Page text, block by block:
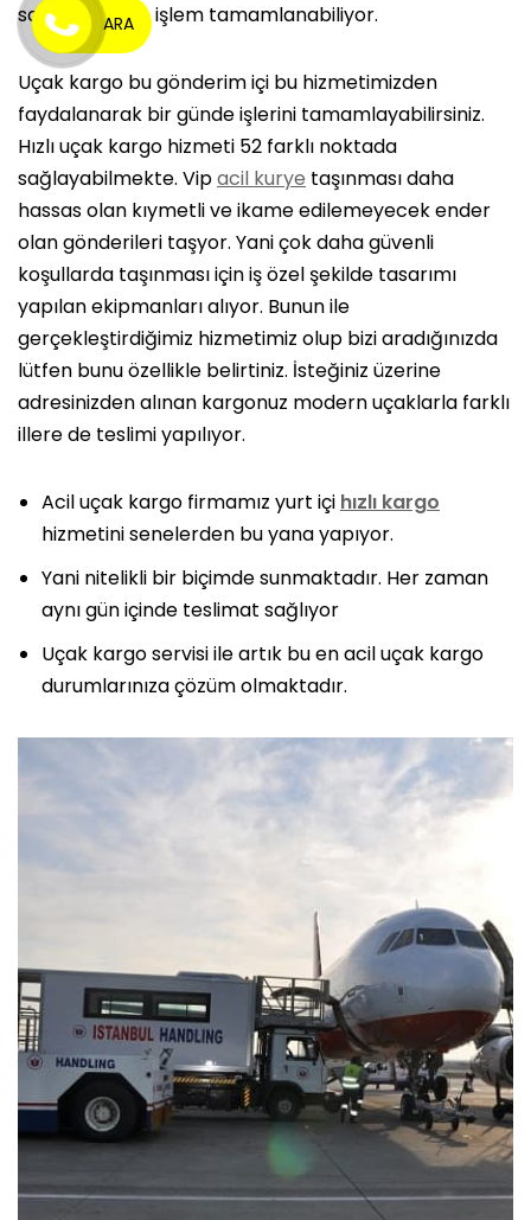
saat içerisinde işlem tamamlanabiliyor.
Uçak kargo bu gönderim içi bu hizmetimizden
faydalanarak bir günde işlerini tamamlayabilirsiniz.
Hızlı uçak kargo hizmeti 52 farklı noktada
sağlayabilmekte. Vipacil kurye taşınması daha
hassas olan kıymetli ve ikame edilemeyecek ender
olan gönderileri taşyor. Yani çok daha güvenli
koşullarda taşınması için iş özel şekilde tasarımı
yapılan ekipmanları alıyor. Bunun ile
gerçekleştirdiğimiz hizmetimiz olup bizi aradığınızda
lütfen bunu özellikle belirtiniz. İsteğiniz üzerine
adresinizden alınan kargonuz modern uçaklarla farklı
illere de teslimi yapılıyor.
Acil uçak kargo firmamız yurt içi hızlı kargo
hizmetini senelerden bu yana yapıyor.
Yani nitelikli bir biçimde sunmaktadır. Her zaman
aynı gün içinde teslimat sağlıyor
Uçak kargo servisi ile artık bu en acil uçak kargo
durumlarınıza çözüm olmaktadır.
ARA